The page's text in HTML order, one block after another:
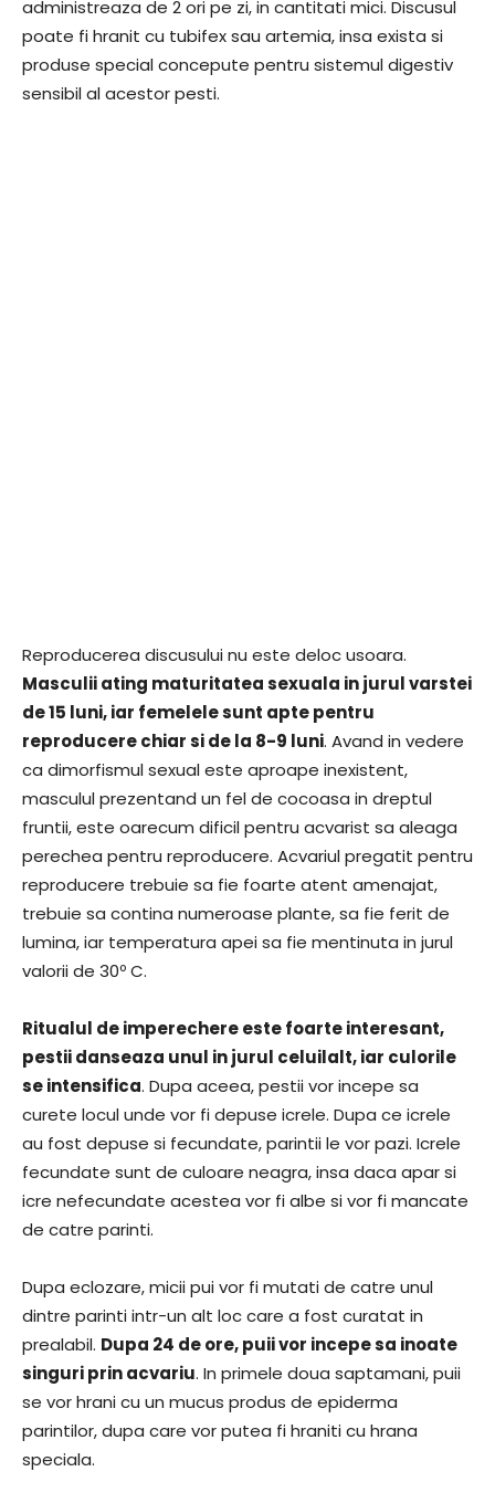
administreaza de 2 ori pe zi, in cantitati mici. Discusul
poate fi hranit cu tubifex sau artemia, insa exista si
produse special concepute pentru sistemul digestiv
sensibil al acestor pesti.
Reproducerea discusului nu este deloc usoara.
Masculii ating maturitatea sexuala in jurul varstei
de 15 luni, iar femelele sunt apte pentru
reproducere chiar si de la 8-9 luni. Avand in vedere
ca dimorfismul sexual este aproape inexistent,
masculul prezentand un fel de cocoasa in dreptul
fruntii, este oarecum dificil pentru acvarist sa aleaga
perechea pentru reproducere. Acvariul pregatit pentru
reproducere trebuie sa fie foarte atent amenajat,
trebuie sa contina numeroase plante, sa fie ferit de
lumina, iar temperatura apei sa fie mentinuta in jurul
valorii de 30º C.
Ritualul de imperechere este foarte interesant,
pestii danseaza unul in jurul celuilalt, iar culorile
se intensifica. Dupa aceea, pestii vor incepe sa
curete locul unde vor fi depuse icrele. Dupa ce icrele
au fost depuse si fecundate, parintii le vor pazi. Icrele
fecundate sunt de culoare neagra, insa daca apar si
icre nefecundate acestea vor fi albe si vor fi mancate
de catre parinti.
Dupa eclozare, micii pui vor fi mutati de catre unul
dintre parinti intr-un alt loc care a fost curatat in
prealabil. Dupa 24 de ore, puii vor incepe sa inoate
singuri prin acvariu. In primele doua saptamani, puii
se vor hrani cu un mucus produs de epiderma
parintilor, dupa care vor putea fi hraniti cu hrana
speciala.